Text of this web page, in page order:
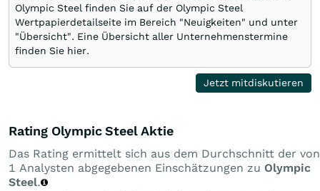
Olympic Steel finden Sie auf der Olympic Steel
Wertpapierdetailseite im Bereich "Neuigkeiten" und unter
"Übersicht". Eine Übersicht aller Unternehmenstermine
finden Sie hier.
Jetzt mitdiskutieren
Rating Olympic Steel Aktie
Das Rating ermittelt sich aus dem Durchschnitt der von
1 Analysten abgegebenen Einschätzungen zu Olympic
Steel.